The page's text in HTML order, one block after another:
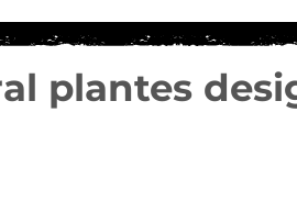
plantes